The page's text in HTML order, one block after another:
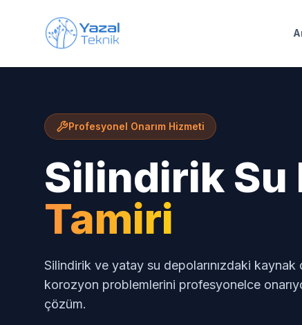
Profesyonel Onarım Hizmeti
Silindirik Su
Tamiri
Silindirik ve yatay su depolarınızdaki kaynak
korozyon problemlerini profesyonelce
çözüm.